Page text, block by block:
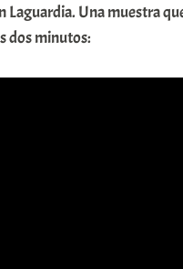
Laguardia. Una muestra
dos minutos: